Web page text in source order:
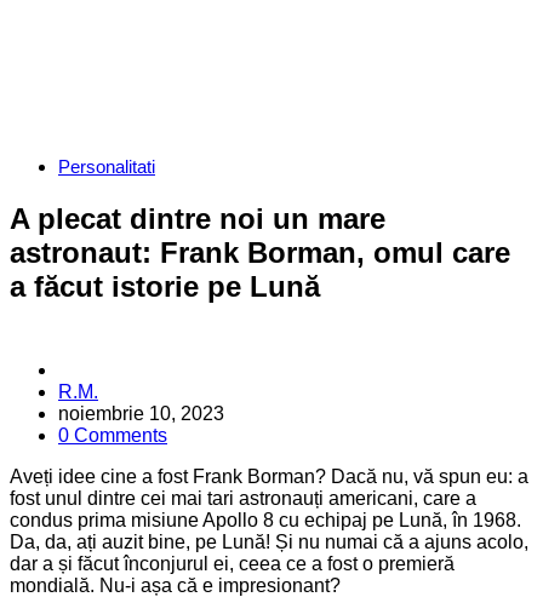
CategoriesPersonalitati
A plecat dintre noi un mare
astronaut: Frank Borman, omul care
a făcut istorie pe Lună
Posted
by
R.M.
noiembrie 10, 2023
0 Comments
Aveți idee cine a fost Frank Borman? Dacă nu, vă spun eu: a
fost unul dintre cei mai tari astronauți americani, care a
condus prima misiune Apollo 8 cu echipaj pe Lună, în 1968.
Da, da, ați auzit bine, pe Lună! Și nu numai că a ajuns acolo,
dar a și făcut înconjurul ei, ceea ce a fost o premieră
mondială. Nu-i așa că e impresionant?